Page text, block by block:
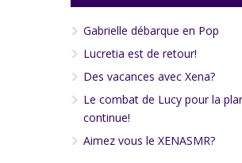
Gabrielle débarque en Pop
Lucretia est de retour!
Des vacances avec Xena?
Le combat de Lucy pour la
continue!
Aimez vous le XENASMR?